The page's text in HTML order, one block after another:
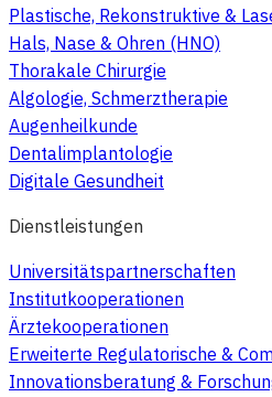
Plastische, Rekonstruktive &
Hals, Nase & Ohren (HNO)
Thorakale Chirurgie
Algologie, Schmerztherapie
Augenheilkunde
Dentalimplantologie
Digitale Gesundheit
Dienstleistungen
Universitätspartnerschaften
Institutkooperationen
Ärztekooperationen
Erweiterte Regulatorische &
Innovationsberatung &